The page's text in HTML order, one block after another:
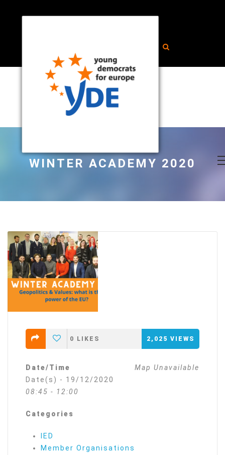
WINTER ACADEMY 2020
0 LIKES 2,025 VIEWS
Map Unavailable
Date/Time
Date(s) - 19/12/2020
08:45 - 12:00
Categories
IED
Member Organisations